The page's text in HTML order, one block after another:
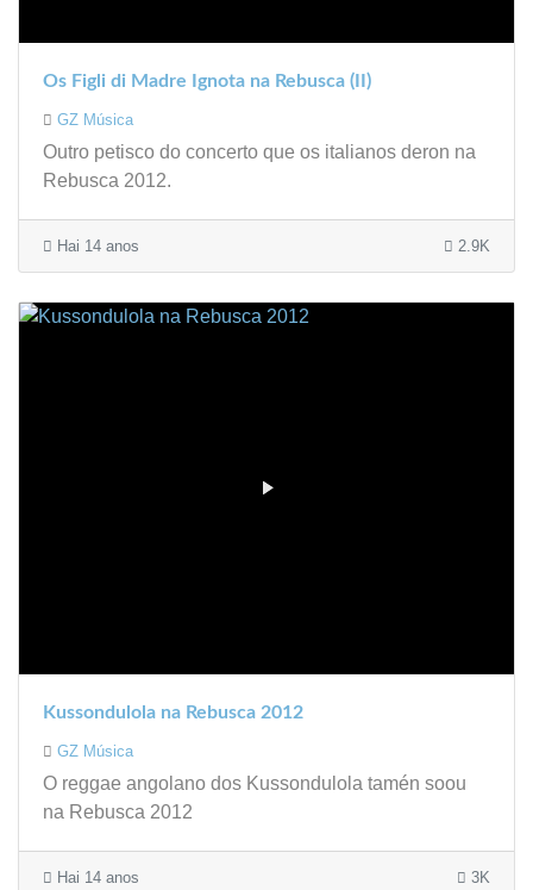
Os Figli di Madre Ignota na Rebusca (II)
GZ Música
Outro petisco do concerto que os italianos deron na
Rebusca 2012.
Hai 14 anos 2.9K
Kussondulola na Rebusca 2012
GZ Música
O reggae angolano dos Kussondulola tamén soou
na Rebusca 2012
Hai 14 anos 3K